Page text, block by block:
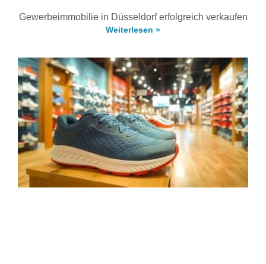
Gewerbeimmobilie in Düsseldorf erfolgreich verkaufen
Weiterlesen »